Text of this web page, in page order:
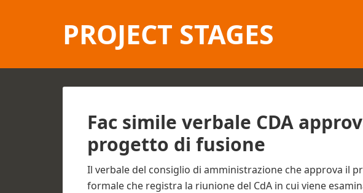
PROJECT STAGES
Fac simile verbale CDA
progetto di fusione​
Il verbale del consiglio di amministrazione che approva il
formale che registra la riunione del CdA in cui viene